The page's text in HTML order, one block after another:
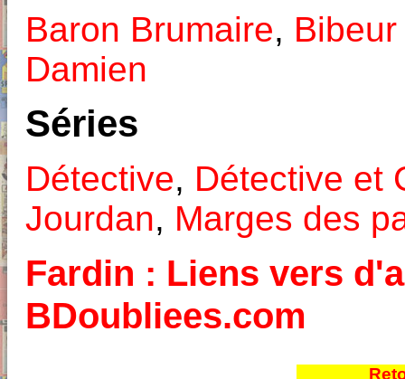
Baron Brumaire,
Damien
Séries
Détective, Détective et
Jourdan, Marges des
Fardin : Liens vers
BDoubliees.com